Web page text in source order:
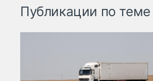
Публикации по теме